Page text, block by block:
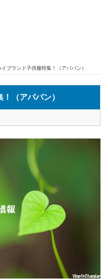
イブランド子供服特集！（アババン）
（アババン）